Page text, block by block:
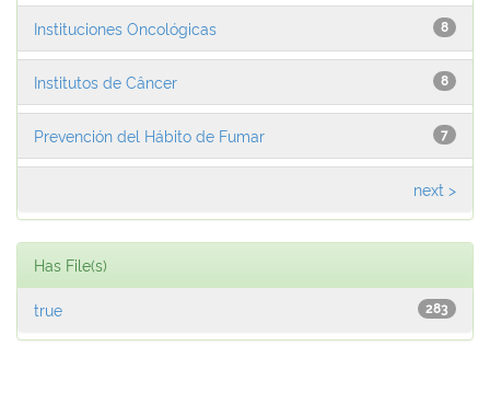
8
Instituciones Oncológicas
8
Institutos de Câncer
7
Prevención del Hábito de Fumar
next >
Has File(s)
283
true